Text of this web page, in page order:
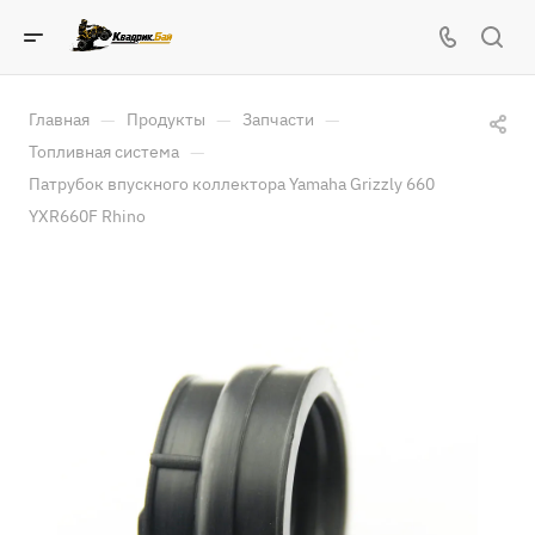
Главная — Продукты — Запчасти —
Топливная система —
Патрубок впускного коллектора Yamaha Grizzly 660
YXR660F Rhino